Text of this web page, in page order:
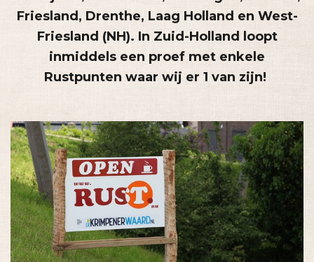
Friesland, Drenthe, Laag Holland en West-
Friesland (NH). In Zuid-Holland loopt
inmiddels een proef met enkele
Rustpunten waar wij er 1 van zijn!